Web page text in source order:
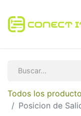
Todos los
Posicion de